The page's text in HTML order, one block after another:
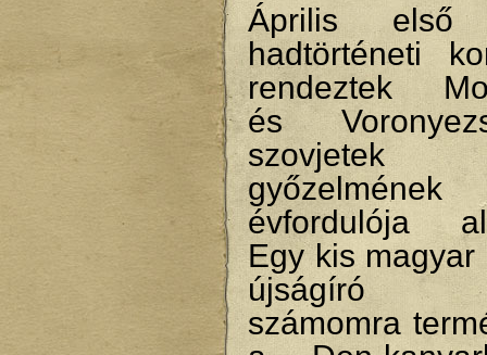
Április első
hadtörténeti
rendeztek
és
szovjetek
évfordulója
Egy kis magyar
újságíró
számomra